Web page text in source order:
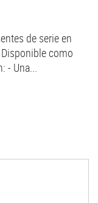
de serie en
como
- Una...